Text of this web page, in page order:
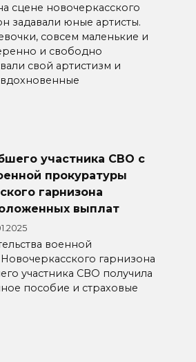
сцене новочеркасского
задавали юные артисты.
совсем маленькие и
и свободно
свой артистизм и
участника СВО с
прокуратуры
гарнизона
выплат
военной
гарнизона
участника СВО получила
пособие и страховые